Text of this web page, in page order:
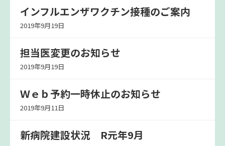
インフルエンザワクチン接種のご案内
2019年9月19日
担当医変更のお知らせ
2019年9月19日
Ｗｅｂ予約一時休止のお知らせ
2019年9月11日
新病院建設状況 R元年9月